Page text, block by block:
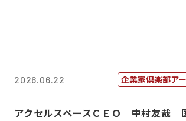
2026.06.22 企業家倶楽部ア
アクセルスペースＣＥＯ 中村友哉